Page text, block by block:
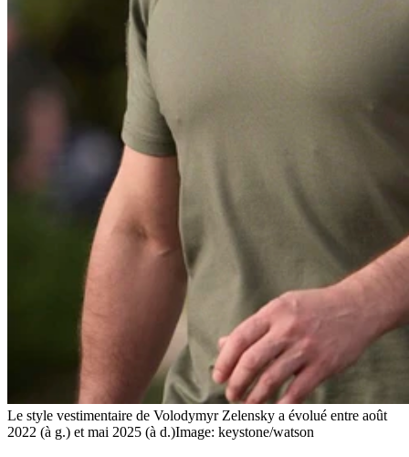
Le style vestimentaire de Volodymyr Zelensky a évolué entre août
2022 (à g.) et mai 2025 (à d.)Image: keystone/watson